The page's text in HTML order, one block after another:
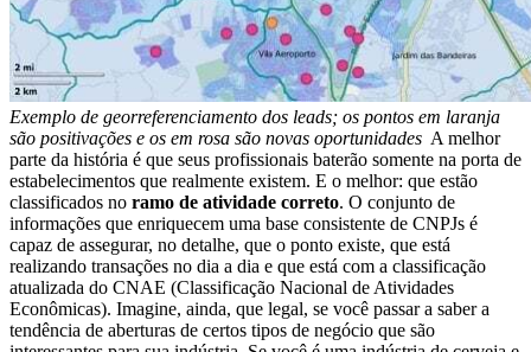
Exemplo de georreferenciamento dos leads; os pontos em laranja
são positivações e os em rosa são novas oportunidades A melhor
parte da história é que seus profissionais baterão somente na porta de
estabelecimentos que realmente existem. E o melhor: que estão
classificados no ramo de atividade correto. O conjunto de
informações que enriquecem uma base consistente de CNPJs é
capaz de assegurar, no detalhe, que o ponto existe, que está
realizando transações no dia a dia e que está com a classificação
atualizada do CNAE (Classificação Nacional de Atividades
Econômicas). Imagine, ainda, que legal, se você passar a saber a
tendência de aberturas de certos tipos de negócio que são